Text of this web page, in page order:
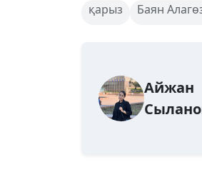
қарыз Баян
Айжан